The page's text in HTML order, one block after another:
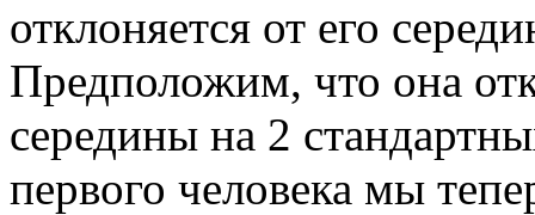
отклоняется от его
Предположим, что она
середины на 2
первого человека мы